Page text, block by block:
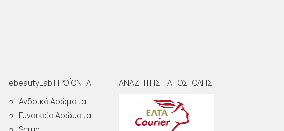
ebeautyLab ΠΡΟΪΟΝΤΑ
Ανδρικά Αρώματα
Γυναικεία Αρώματα
ΑΝΑΖΗΤΗΣΗ ΑΠΟΣΤΟΛΗΣ